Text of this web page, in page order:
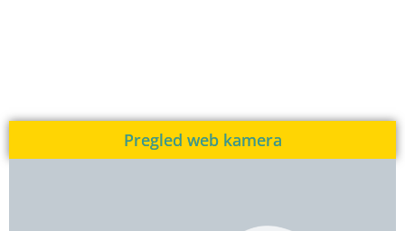
Pregled web kamera